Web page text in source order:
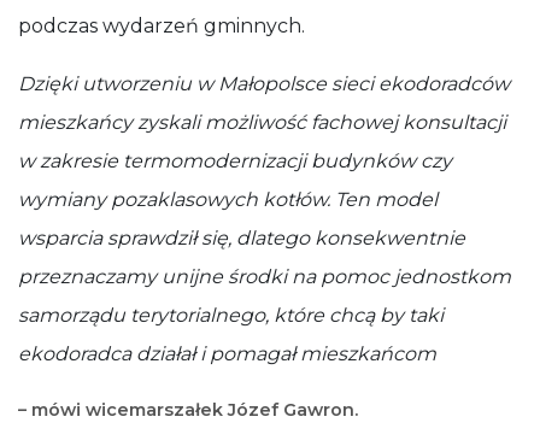
podczas wydarzeń gminnych.
Dzięki utworzeniu w Małopolsce sieci ekodoradców
mieszkańcy zyskali możliwość fachowej konsultacji
w zakresie termomodernizacji budynków czy
wymiany pozaklasowych kotłów. Ten model
wsparcia sprawdził się, dlatego konsekwentnie
przeznaczamy unijne środki na pomoc jednostkom
samorządu terytorialnego, które chcą by taki
ekodoradca działał i pomagał mieszkańcom
– mówi wicemarszałek Józef Gawron.